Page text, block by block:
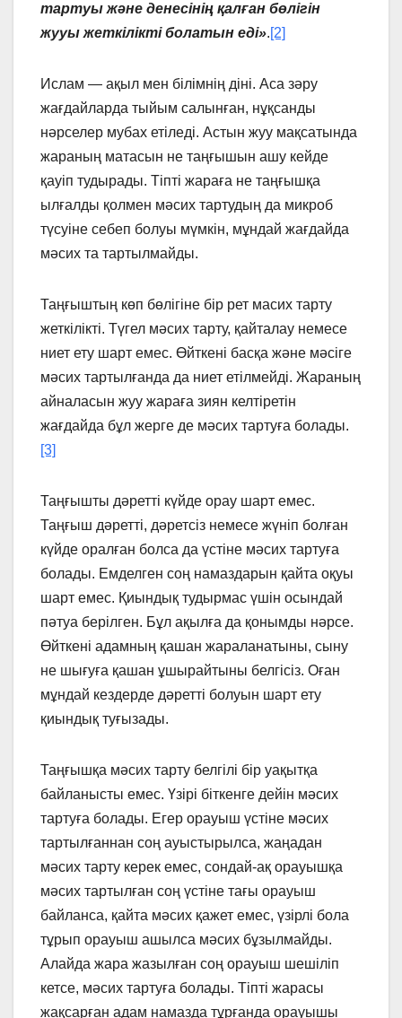
тартуы және денесiнiң қалған бөлiгiн
жууы жеткiлiктi болатын едi».[2]
Ислам — ақыл мен бiлiмнің дiнi. Аса зәру
жағдайларда тыйым салынған, нұқсанды
нәрселер мубах етіледi. Астын жуу мақсатында
жараның матасын не таңғышын ашу кейде
қауiп тудырады. Тіпті жараға не таңғышқа
ылғалды қолмен мәсих тартудың да микроб
түсуiне себеп болуы мүмкiн, мұндай жағдайда
мәсих та тартылмайды.
Таңғыштың көп бөлiгiне бiр рет масих тарту
жеткiлiктi. Түгел мәсих тарту, қайталау немесе
ниет ету шарт емес. Өйткенi басқа және мәсiге
мәсих тартылғанда да ниет етiлмейдi. Жараның
айналасын жуу жараға зиян келтiретін
жағдайда бұл жерге де мәсих тартуға болады.
[3]
Таңғышты дәреттi күйде орау шарт емес.
Таңғыш дәреттi, дәретсiз немесе жүнiп болған
күйде оралған болса да үстiне мәсих тартуға
болады. Емделген соң намаздарын қайта оқуы
шарт емес. Қиындық тудырмас үшiн осындай
пәтуа берiлген. Бұл ақылға да қонымды нәрсе.
Өйткенi адамның қашан жараланатыны, сыну
не шығуға қашан ұшырайтыны белгiсiз. Оған
мұндай кездерде дәреттi болуын шарт ету
қиындық туғызады.
Таңғышқа мәсих тарту белгiлi бiр уақытқа
байланысты емес. Үзiрi бiткенге дейiн мәсих
тартуға болады. Егер орауыш үстiне мәсих
тартылғаннан соң ауыстырылса, жаңадан
мәсих тарту керек емес, сондай-ақ орауышқа
мәсих тартылған соң үстiне тағы орауыш
байланса, қайта мәсих қажет емес, үзiрлi бола
тұрып орауыш ашылса мәсих бұзылмайды.
Алайда жара жазылған соң орауыш шешiлiп
кетсе, мәсих тартуға болады. Тiптi жарасы
жақсарған адам намазда тұрғанда орауышы